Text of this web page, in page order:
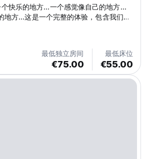
快乐的地方...一个感觉像自己的地方...
地方...这是一个完整的体验，包含我们所
最低独立房间
€75.00
最低床位
€55.00